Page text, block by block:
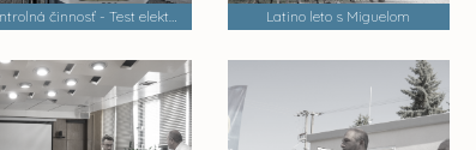
Kontrolná činnosť - Test električiek a trate MET 2 Latino leto s Miguelom